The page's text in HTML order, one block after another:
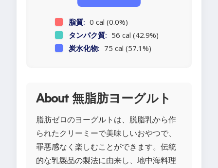
脂質: 0 cal (0.0%)
タンパク質: 56 cal (42.9%)
炭水化物: 75 cal (57.1%)
About 無脂肪ヨーグルト
脂肪ゼロのヨーグルトは、脱脂乳から作
られたクリーミーで美味しいおやつで、
罪悪感なく楽しむことができます。伝統
的な乳製品の製法に由来し、地中海料理